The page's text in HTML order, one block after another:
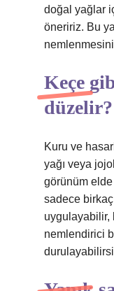
doğal yağlar
öneririz. Bu
nemlenmesini
Keçe
düzelir?
Kuru ve
yağı veya
görünüm
sadece birkaç
uygulayabilir,
nemlendirici